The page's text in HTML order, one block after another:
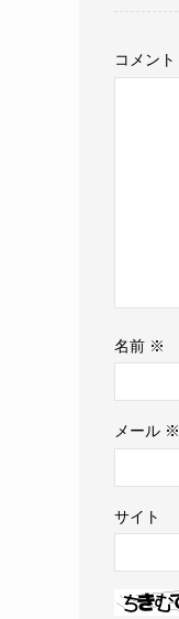
コメント
名前 ※
メール ※
サイト